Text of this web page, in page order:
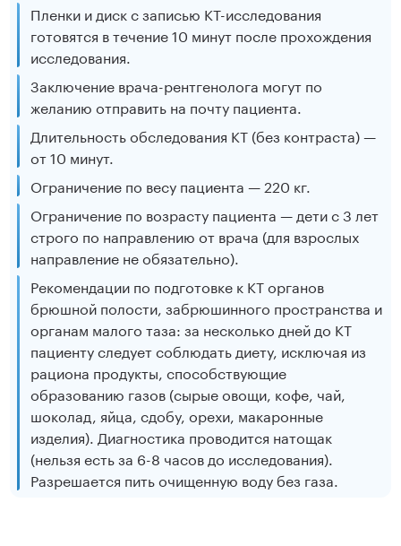
Пленки и диск с записью КТ-исследования
готовятся в течение 10 минут после прохождения
исследования.
Заключение врача-рентгенолога могут по
желанию отправить на почту пациента.
Длительность обследования КТ (без контраста) —
от 10 минут.
Ограничение по весу пациента — 220 кг.
Ограничение по возрасту пациента — дети с 3 лет
строго по направлению от врача (для взрослых
направление не обязательно).
Рекомендации по подготовке к КТ органов
брюшной полости, забрюшинного пространства и
органам малого таза: за несколько дней до КТ
пациенту следует соблюдать диету, исключая из
рациона продукты, способствующие
образованию газов (сырые овощи, кофе, чай,
шоколад, яйца, сдобу, орехи, макаронные
изделия). Диагностика проводится натощак
(нельзя есть за 6-8 часов до исследования).
Разрешается пить очищенную воду без газа.